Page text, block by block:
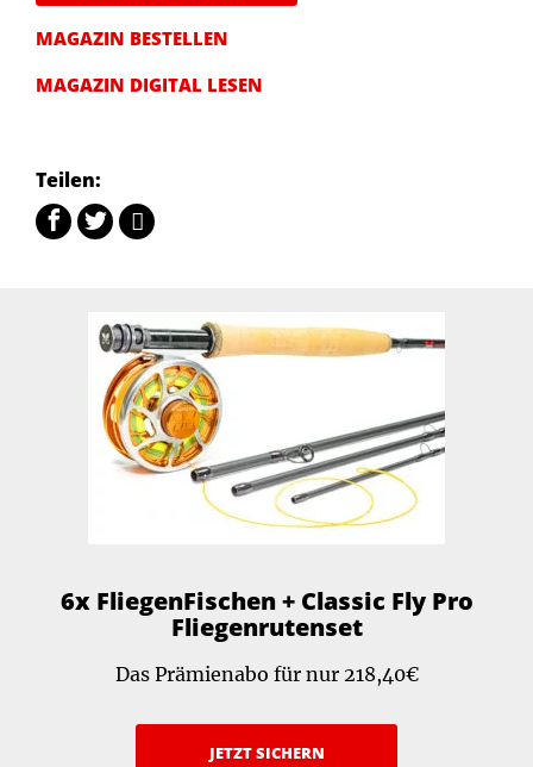
MAGAZIN BESTELLEN
MAGAZIN DIGITAL LESEN
Teilen:
6x FliegenFischen + Classic Fly Pro
Fliegenrutenset
Das Prämienabo für nur 218,40€
JETZT SICHERN